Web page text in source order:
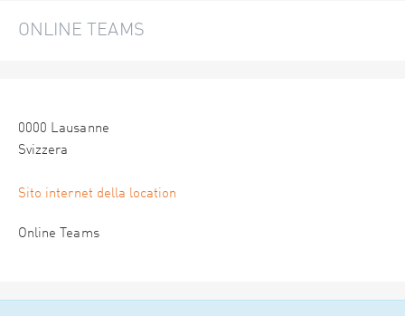
ONLINE TEAMS
0000 Lausanne
Svizzera
Sito internet della location
Online Teams